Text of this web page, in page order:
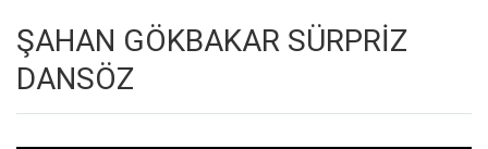
ŞAHAN GÖKBAKAR SÜRPRİZ
DANSÖZ